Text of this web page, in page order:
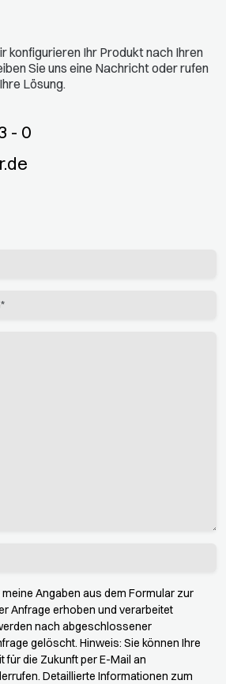
konfigurieren Ihr Produkt nach Ihren
Sie uns eine Nachricht oder rufen
Lösung.
- 0
Angaben aus dem Formular zur
Anfrage erhoben und verarbeitet
nach abgeschlossener
gelöscht. Hinweis: Sie können Ihre
für die Zukunft per E-Mail an
Detaillierte Informationen zum